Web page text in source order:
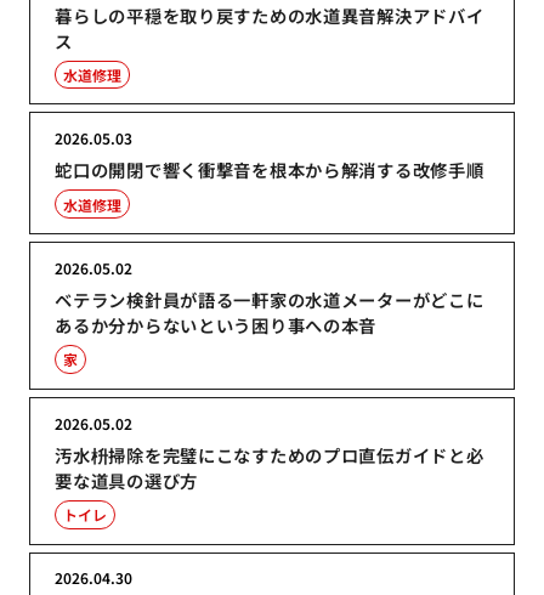
暮らしの平穏を取り戻すための水道異音解決アドバイ
ス
水道修理
蛇口の開閉で響く衝撃音を根本から解消する改修手順
2026.05.03
水道修理
ベテラン検針員が語る一軒家の水道メーターがどこに
あるか分からないという困り事への本音
2026.05.02
家
汚水枡掃除を完璧にこなすためのプロ直伝ガイドと必
要な道具の選び方
2026.05.02
トイレ
2026.04.30